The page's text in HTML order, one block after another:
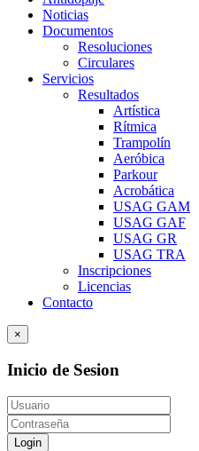
Noticias
Documentos
Resoluciones
Circulares
Servicios
Resultados
Artística
Rítmica
Trampolín
Aeróbica
Parkour
Acrobática
USAG GAM
USAG GAF
USAG GR
USAG TRA
Inscripciones
Licencias
Contacto
×
Inicio de Sesion
Login